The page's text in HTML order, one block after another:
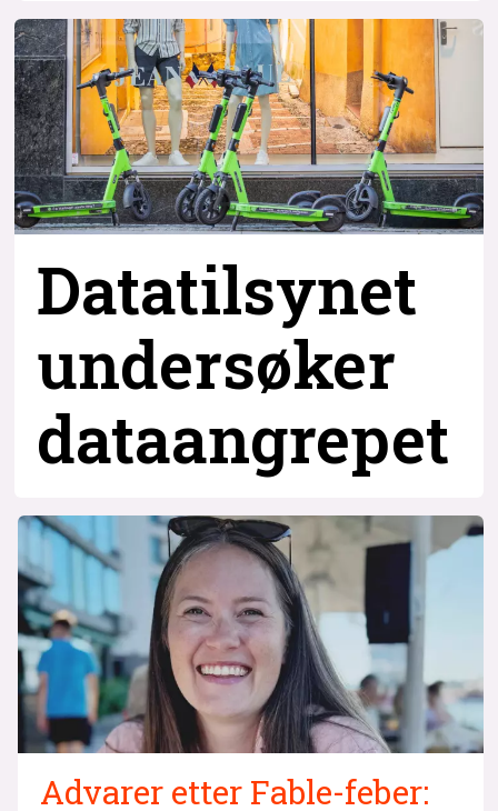
Datatilsynet
undersøker
dataangrepet
Advarer etter Fable-feber: